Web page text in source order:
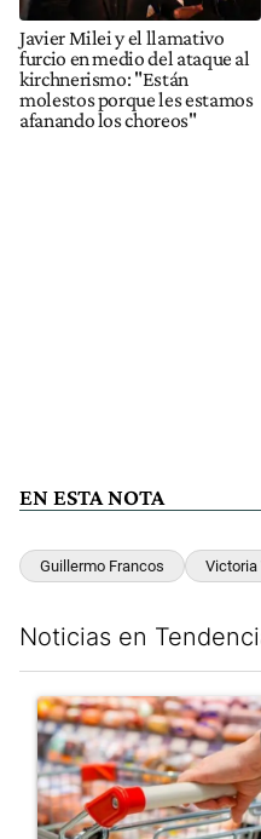
Javier Milei y el llamativo
furcio en medio del ataque al
kirchnerismo: "Están
molestos porque les estamos
afanando los choreos"
EN ESTA NOTA
Guillermo Francos Victoria
Noticias en
Un artículo de tendencia